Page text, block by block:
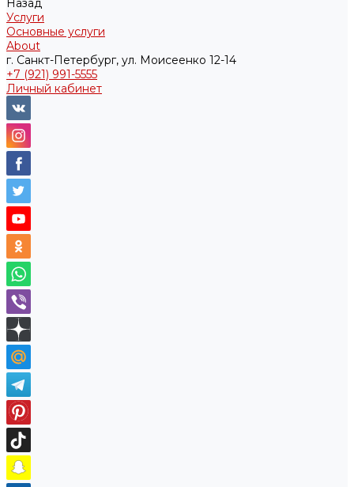
Назад
Услуги
Основные услуги
About
г. Санкт-Петербург, ул. Моисеенко 12-14
+7 (921) 991-5555
Личный кабинет